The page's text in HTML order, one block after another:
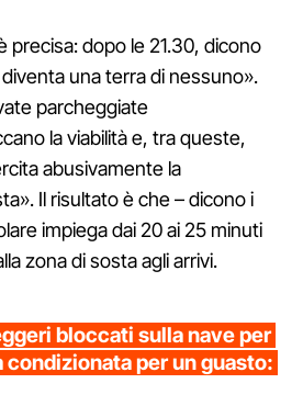
precisa: dopo le 21.30, dicono
una terra di nessuno».
parcheggiate
la viabilità e, tra queste,
abusivamente la
Il risultato è che – dicono i
impiega dai 20 ai 25 minuti
zona di sosta agli arrivi.
bloccati sulla nave per
condizionata per un guasto: